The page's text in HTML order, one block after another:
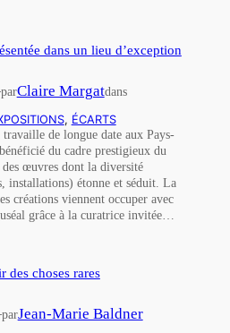
dans un lieu d’exception
parClaire Margatdans
, ÉCARTS
de longue date aux Pays-
du cadre prestigieux du
œuvres dont la diversité
installations) étonne et séduit. La
créations viennent occuper avec
grâce à la curatrice invitée…
des choses rares
parJean-Marie Baldner